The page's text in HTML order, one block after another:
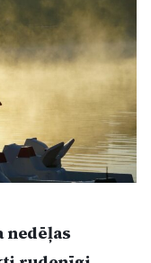
nedēļas